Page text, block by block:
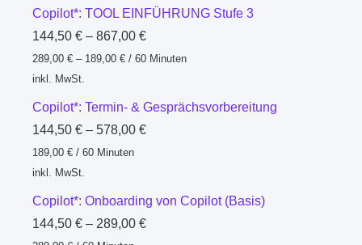
Copilot*: TOOL EINFÜHRUNG Stufe 3
144,50€ –867,00€
289,00€ – 189,00€ /60 Minuten
inkl. MwSt.
Copilot*: Termin- & Gesprächsvorbereitung
144,50€ –578,00€
189,00€ /60 Minuten
inkl. MwSt.
Copilot*: Onboarding von Copilot (Basis)
144,50€ – 289,00€